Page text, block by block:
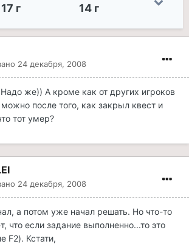
17 г 14 г
24 декабря, 2008
Надо же)) А кроме как от других игроков
можно после того, как закрыл квест и
тот умер?
24 декабря, 2008
а потом уже начал решать. Но что-то
что если задание выполненно...то это
F2). Кстати,